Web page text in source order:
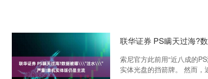
联华证券 PS瞒天过海?
索尼官方此前用“近八成的
实体光盘的挡箭牌。 然而